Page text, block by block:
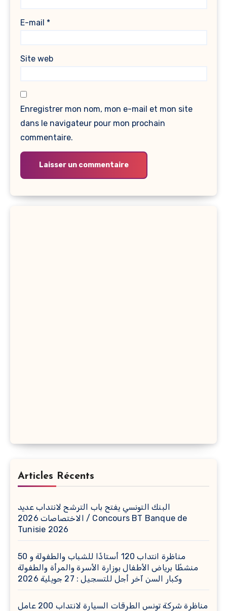
E-mail *
Site web
Enregistrer mon nom, mon e-mail et mon site
dans le navigateur pour mon prochain
commentaire.
Articles Récents
البنك التونسي يفتح باب الترشح لانتداب عديد
الاختصاصات 2026 / Concours BT Banque de
Tunisie 2026
مناظرة انتداب 120 أستاذًا للشباب والطفولة و 50
منشطًا برياض الأطفال بوزارة الأسرة والمرأة والطفولة
وكبار السن آخر أجل للتسجيل : 27 جويلية 2026
مناظرة شركة تونس الطرقات السيارة لانتداب 200 عامل